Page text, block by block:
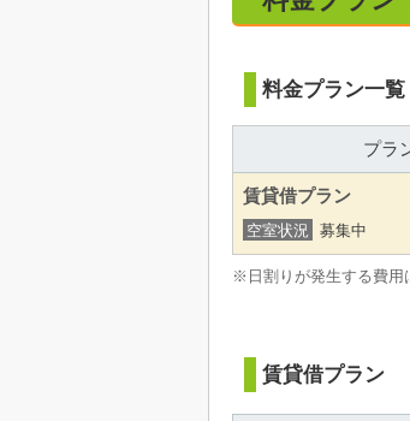
料金プラン一覧
プラ
賃貸借プラン
空室状況 募集中
※日割りが発生する費用
賃貸借プラン